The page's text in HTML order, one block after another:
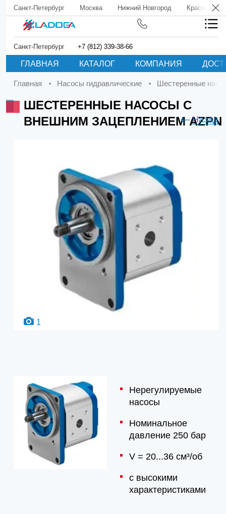
Санкт-Петербург Москва Нижний Новгород Краснодар
Санкт-Петербург +7 (812) 339-38-66
ГЛАВНАЯ КАТАЛОГ КОМПАНИЯ
Главная Насосы гидравлические Шестеренные
ШЕСТЕРЕННЫЕ НАСОСЫ С
ВНЕШНИМ ЗАЦЕПЛЕНИЕМ AZPN
Назад
1
Нерегулируемые
насосы
Номинальное
давление 250 бар
V = 20...36 см³/об
с высокими
характеристиками